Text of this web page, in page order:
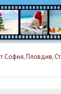
Пловдив,